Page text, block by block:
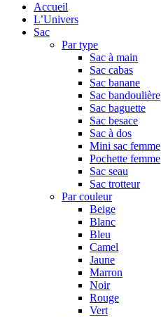
Accueil
L’Univers
Sac
Par type
Sac à main
Sac cabas
Sac banane
Sac bandoulière
Sac baguette
Sac besace
Sac à dos
Mini sac femme
Pochette femme
Sac seau
Sac trotteur
Par couleur
Beige
Blanc
Bleu
Camel
Jaune
Marron
Noir
Rouge
Vert